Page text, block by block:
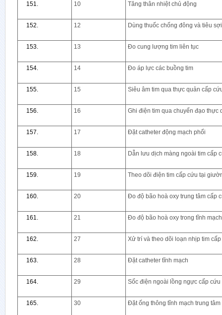
10 Tăng thân nhiệt chủ động
12 Dùng thuốc chống đông và tiêu
13 Đo cung lượng tim liên tục
14 Đo áp lực các buồng tim
15 Siêu âm tim qua thực quản cấp
16 Ghi điện tim qua chuyển đạo thực
17 Đặt catheter động mạch phổi
18 Dẫn lưu dịch màng ngoài tim cấp
19 Theo dõi điện tim cấp cứu tại
20 Đo độ bão hoà oxy trung tâm cấp
21 Đo độ bão hoà oxy trong tĩnh
27 Xử trí và theo dõi loạn nhịp tim
28 Đặt catheter tĩnh mạch
29 Sốc điện ngoài lồng ngực cấp cứu
30 Đặt ống thông tĩnh mạch trung tâm